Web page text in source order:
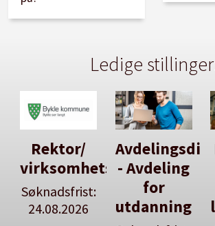
Ledige
Avdelingsdirektør
- Avdeling
for
utdanning
Dekan for
Fakultet
for